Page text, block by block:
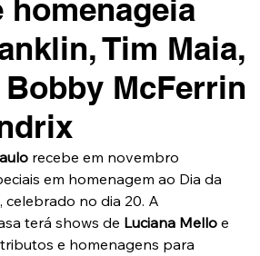
homenageia
Tim Maia,
McFerrin
recebe em novembro
em homenagem ao Dia da
celebrado no dia 20. A
terá shows de Luciana Mello e
e homenagens para